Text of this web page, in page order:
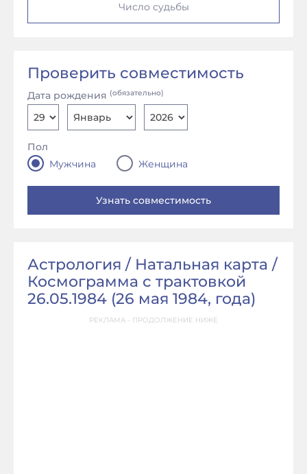
Число судьбы
Проверить совместимость
Дата рождения (обязательно)
Пол
Мужчина
Женщина
Астрология / Натальная карта /
Космограмма с трактовкой
26.05.1984 (26 мая 1984, года)
РЕКЛАМА - ПРОДОЛЖЕНИЕ НИЖЕ